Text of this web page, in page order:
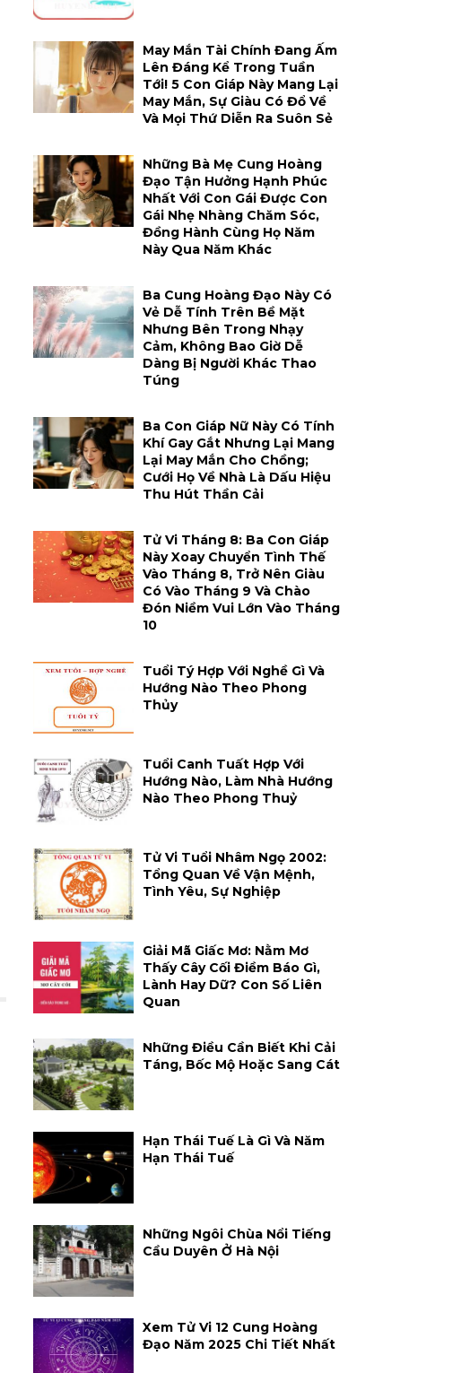
May Mắn Tài Chính Đang Ấm
Lên Đáng Kể Trong Tuần
Tới! 5 Con Giáp Này Mang Lại
May Mắn, Sự Giàu Có Đổ Về
Và Mọi Thứ Diễn Ra Suôn Sẻ
Những Bà Mẹ Cung Hoàng
Đạo Tận Hưởng Hạnh Phúc
Nhất Với Con Gái Được Con
Gái Nhẹ Nhàng Chăm Sóc,
Đồng Hành Cùng Họ Năm
Này Qua Năm Khác
Ba Cung Hoàng Đạo Này Có
Vẻ Dễ Tính Trên Bề Mặt
Nhưng Bên Trong Nhạy
Cảm, Không Bao Giờ Dễ
Dàng Bị Người Khác Thao
Túng
Ba Con Giáp Nữ Này Có Tính
Khí Gay Gắt Nhưng Lại Mang
Lại May Mắn Cho Chồng;
Cưới Họ Về Nhà Là Dấu Hiệu
Thu Hút Thần Cải
Tử Vi Tháng 8: Ba Con Giáp
Này Xoay Chuyển Tình Thế
Vào Tháng 8, Trở Nên Giàu
Có Vào Tháng 9 Và Chào
Đón Niềm Vui Lớn Vào Tháng
10
Tuổi Tý Hợp Với Nghề Gì Và
Hướng Nào Theo Phong
Thủy
Tuổi Canh Tuất Hợp Với
Hướng Nào, Làm Nhà Hướng
Nào Theo Phong Thuỷ
Tử Vi Tuổi Nhâm Ngọ 2002:
Tổng Quan Về Vận Mệnh,
Tình Yêu, Sự Nghiệp
Giải Mã Giấc Mơ: Nằm Mơ
Thấy Cây Cối Điềm Báo Gì,
Lành Hay Dữ? Con Số Liên
Quan
Những Điều Cần Biết Khi Cải
Táng, Bốc Mộ Hoặc Sang Cát
Hạn Thái Tuế Là Gì Và Năm
Hạn Thái Tuế
Những Ngôi Chùa Nổi Tiếng
Cầu Duyên Ở Hà Nội
Xem Tử Vi 12 Cung Hoàng
Đạo Năm 2025 Chi Tiết Nhất